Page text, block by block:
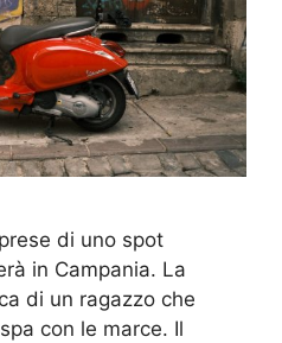
di uno spot
in Campania. La
di un ragazzo che
con le marce. Il